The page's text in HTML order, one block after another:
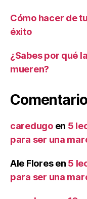
Cómo hacer de
éxito
¿Sabes por qué
mueren?
caredugoen 5
para ser una
Ale Floresen 5
para ser una